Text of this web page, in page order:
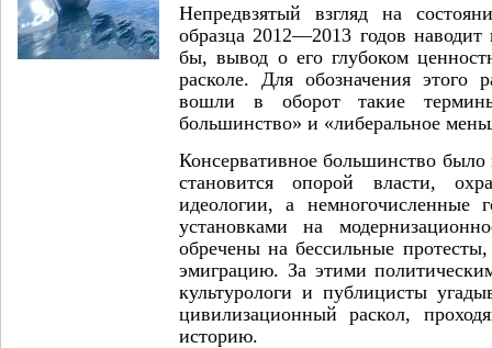
Непредвзятый взгляд на
образца 2012—2013 годов наводит
бы, вывод о его глубоком
расколе. Для обозначения этого
вошли в оборот такие
большин­ство» и «либеральное
Консервативное большинство
становится опорой власти,
идеологии, а немногочислен­ные
установ­ками на
обречены на бессильные
эмиграцию. За этими
культурологи и публицисты
цивилизационный раскол,
историю.